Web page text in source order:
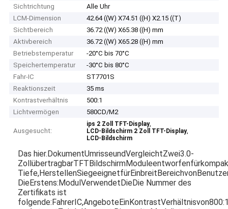
Sichtrichtung
Alle Uhr
LCM-Dimension
42.64 ((W) X74.51 ((H) X2.15 ((T)
Sichtbereich
36.72 ((W) X65.38 ((H) mm
Aktivbereich
36.72 ((W) X65.28 ((H) mm
Betriebstemperatur
-20°C bis 70°C
Speichertemperatur
-30°C bis 80°C
Fahr-IC
ST7701S
Reaktionszeit
35 ms
Kontrastverhältnis
500:1
Lichtvermögen
580CD/M2
Ausgesucht:
ips 2 Zoll TFT-Display,
LCD-Bildschirm 2 Zoll TFT-Display,
LCD-Bildschirm
Das hier.DokumentUmrisseundVergleichtZwei3.0-
ZollübertragbarTFTBildschirmModuleentworfenfür
Tiefe,HerstellenSiegeeignetfürEinbreitBereichvon
DieErstens:ModulVerwendetDieDie Nummer des
Zertifikats ist
folgende:FahrerIC,AngeboteEinKontrastVerhältnisvon800: